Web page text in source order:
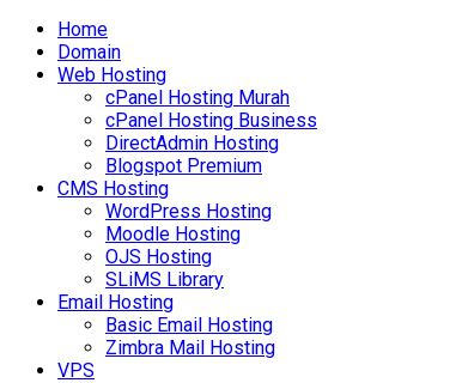
Home
Domain
Web Hosting
cPanel Hosting Murah
cPanel Hosting Business
DirectAdmin Hosting
Blogspot Premium
CMS Hosting
WordPress Hosting
Moodle Hosting
OJS Hosting
SLiMS Library
Email Hosting
Basic Email Hosting
Zimbra Mail Hosting
VPS